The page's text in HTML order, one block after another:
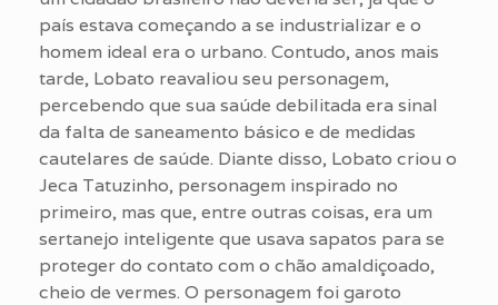
país estava começando a se industrializar e o
homem ideal era o urbano. Contudo, anos mais
tarde, Lobato reavaliou seu personagem,
percebendo que sua saúde debilitada era sinal
da falta de saneamento básico e de medidas
cautelares de saúde. Diante disso, Lobato criou o
Jeca Tatuzinho, personagem inspirado no
primeiro, mas que, entre outras coisas, era um
sertanejo inteligente que usava sapatos para se
proteger do contato com o chão amaldiçoado,
cheio de vermes. O personagem foi garoto